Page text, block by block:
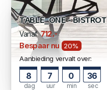
TABLE_ONE - BISTROT
Vanaf 712 ,-
Bespaar nu
20%
Aanbieding vervalt over:
8
dag
7
uur
0
min
35
sec